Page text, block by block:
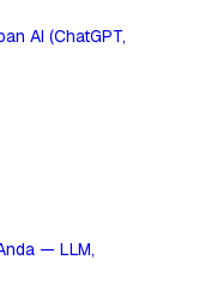
AI (ChatGPT,
— LLM,